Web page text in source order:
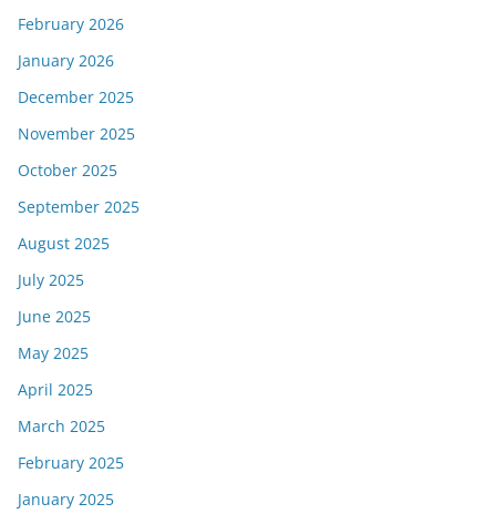
February 2026
January 2026
December 2025
November 2025
October 2025
September 2025
August 2025
July 2025
June 2025
May 2025
April 2025
March 2025
February 2025
January 2025